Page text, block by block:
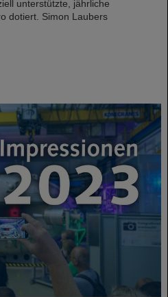
unterstützte, jährliche
dotiert. Simon Laubers